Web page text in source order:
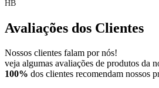
HB
Avaliações dos Clientes
Nossos clientes falam por nós!
veja algumas avaliações de produtos da
100% dos clientes recomendam nossos